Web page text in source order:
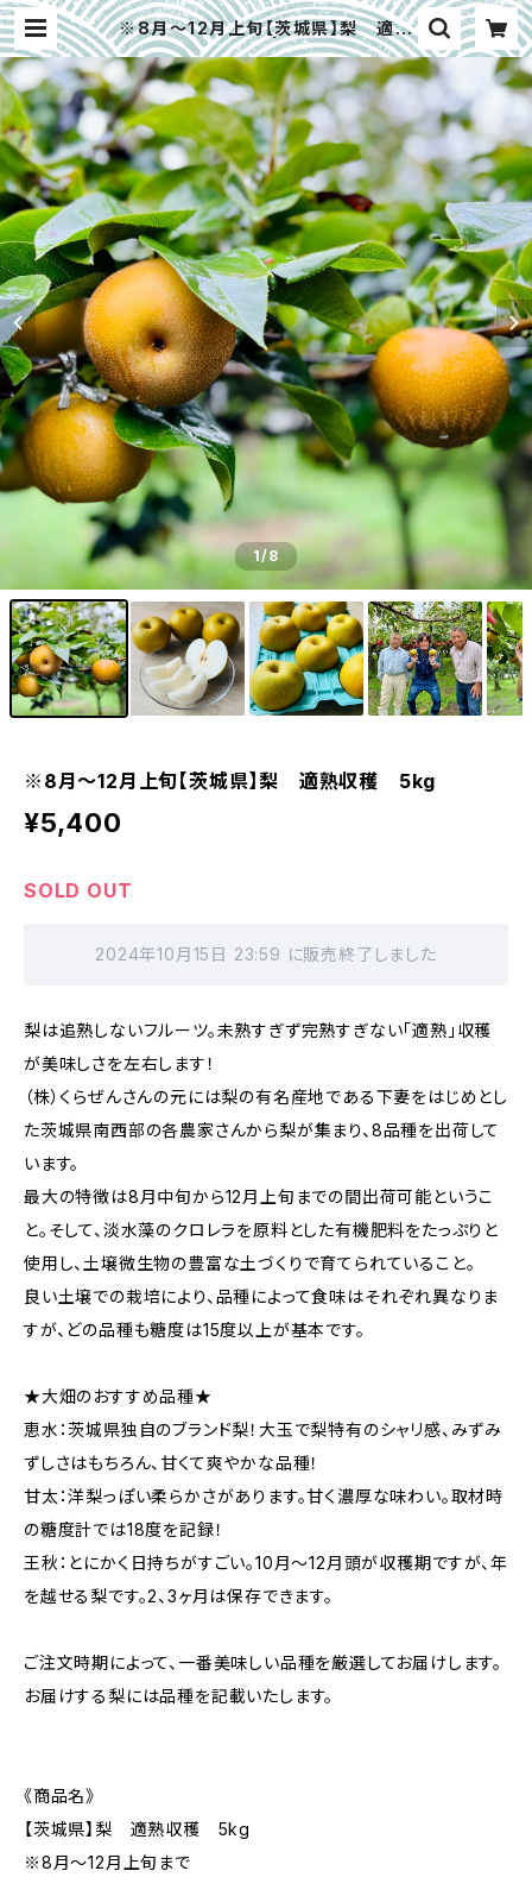
※8月〜12月上旬【茨城県】梨 適熟
収穫 5kg | 大畑大介商店
1/8
※8月〜12月上旬【茨城県】梨 適熟収穫 5kg
¥5,400
SOLD OUT
2024年10月15日 23:59 に販売終了しました
梨は追熟しないフルーツ。未熟すぎず完熟すぎない「適熟」収穫
が美味しさを左右します！
（株）くらぜんさんの元には梨の有名産地である下妻をはじめとし
た茨城県南西部の各農家さんから梨が集まり、8品種を出荷して
います。
最大の特徴は8月中旬から12月上旬までの間出荷可能というこ
と。そして、淡水藻のクロレラを原料とした有機肥料をたっぷりと
使用し、土壌微生物の豊富な土づくりで育てられていること。
良い土壌での栽培により、品種によって食味はそれぞれ異なりま
すが、どの品種も糖度は15度以上が基本です。
★大畑のおすすめ品種★
恵水：茨城県独自のブランド梨！大玉で梨特有のシャリ感、みずみ
ずしさはもちろん、甘くて爽やかな品種！
甘太：洋梨っぽい柔らかさがあります。甘く濃厚な味わい。取材時
の糖度計では18度を記録！
王秋：とにかく日持ちがすごい。10月〜12月頭が収穫期ですが、年
を越せる梨です。2、3ヶ月は保存できます。
ご注文時期によって、一番美味しい品種を厳選してお届けします。
お届けする梨には品種を記載いたします。
《商品名》
【茨城県】梨 適熟収穫 5kg
※8月〜12月上旬まで